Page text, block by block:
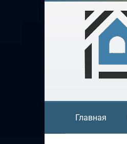
Главная